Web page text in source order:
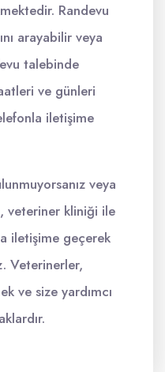
Randevu
arayabilir veya
talebinde
ve günleri
iletişime
veya
veteriner kliniği ile
iletişime geçerek
Veterinerler,
ve size yardımcı